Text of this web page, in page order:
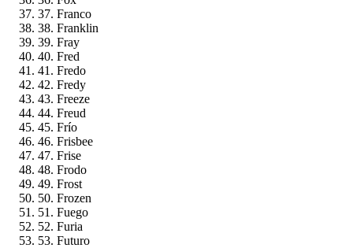
37. Franco
38. Franklin
39. Fray
40. Fred
41. Fredo
42. Fredy
43. Freeze
44. Freud
45. Frío
46. Frisbee
47. Frise
48. Frodo
49. Frost
50. Frozen
51. Fuego
52. Furia
53. Futuro